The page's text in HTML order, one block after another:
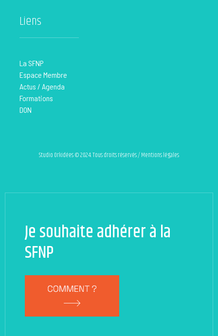
Liens
La SFNP
Espace Membre
Actus / Agenda
Formations
DON
Studio Orkidées © 2024. Tous droits réservés / Mentions légales
Je souhaite adhérer à la
SFNP